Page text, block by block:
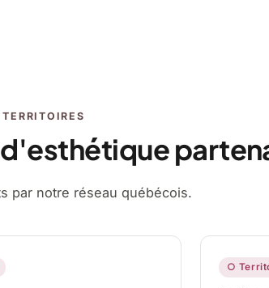
par notre réseau québécois.
○